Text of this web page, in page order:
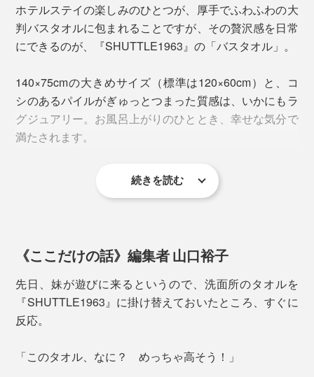
新品のうちだけふわふわ柔らかい、タオルとは別格の使
『SHUTTLE1963』では、一般的な強アルカリ性の苛性
ソーダは使用せず、綿・人・環境にやさしいTZ酸性酵
織り上げた後も、良質の軟水でじっくり時間をかけて洗
いをかけ、乾燥機の中を移動させながら乾燥させ、「今
アしています。
見られないそう。70年前の機械を使い、
ホテルステイの楽しみのひとつが、厚手でふわふわの大
判バスタオルに包まれることですが、その贅沢感を日常
にできるのが、『SHUTTLE1963』の「バスタオル」。
140×75cmの大きめサイズ（標準は120×60cm）と、コ
シのあるパイルがぎゅっとつまった質感は、いかにもラ
グジュアリー。お風呂上がりのひととき、幸せな気分で
満たされます。
吸水力はいわずもがな。お風呂上がりに全身を拭いて
何気なく置いておくだけでも、バスルームが格上げされ
るたたずまい。リビングで膝掛けにしたり、ベビー用の
タオルケットにしたり、単なるバスタオルを超えて、イ
ンテリアピースになります。
続きを読む
《ここだけの話》編集者 山口裕子
先日、妹が遊びに来るというので、洗面所のタオルを
『SHUTTLE1963』に掛け替えておいたところ、すぐに
反応。
「このタオル、なに？ めっちゃ高そう！」